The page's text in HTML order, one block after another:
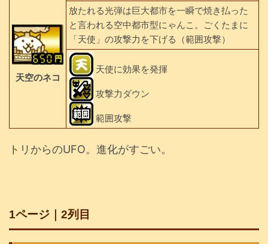
天空のネコ
放たれる光弾は巨大都市を一瞬で焼き払った
と言われる空中都市型にゃんこ。ごくたまに
「天使」の攻撃力を下げる（範囲攻撃）
天使に効果を発揮
攻撃力ダウン
範囲攻撃
トリからのUFO。進化がすごい。
1ページ｜2列目